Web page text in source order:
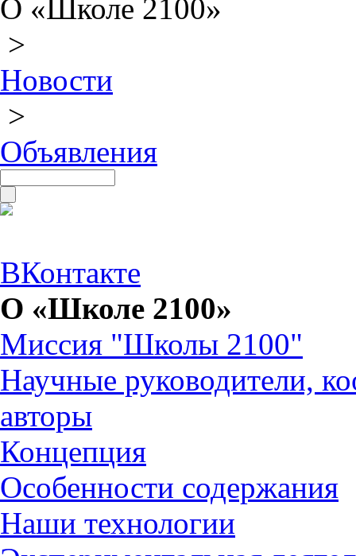
О «Школе 2100»
>
Новости
>
Объявления
ВКонтакте
О «Школе 2100»
Миссия "Школы 2100"
Научные руководители,
авторы
Концепция
Особенности содержания
Наши технологии